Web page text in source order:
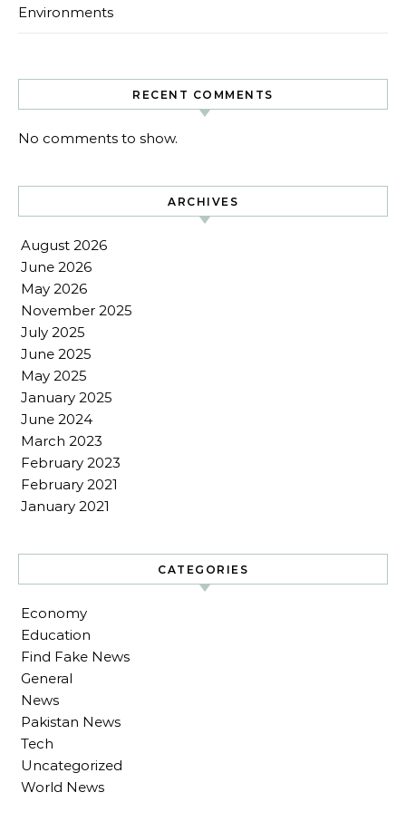
Environments
RECENT COMMENTS
No comments to show.
ARCHIVES
August 2026
June 2026
May 2026
November 2025
July 2025
June 2025
May 2025
January 2025
June 2024
March 2023
February 2023
February 2021
January 2021
CATEGORIES
Economy
Education
Find Fake News
General
News
Pakistan News
Tech
Uncategorized
World News